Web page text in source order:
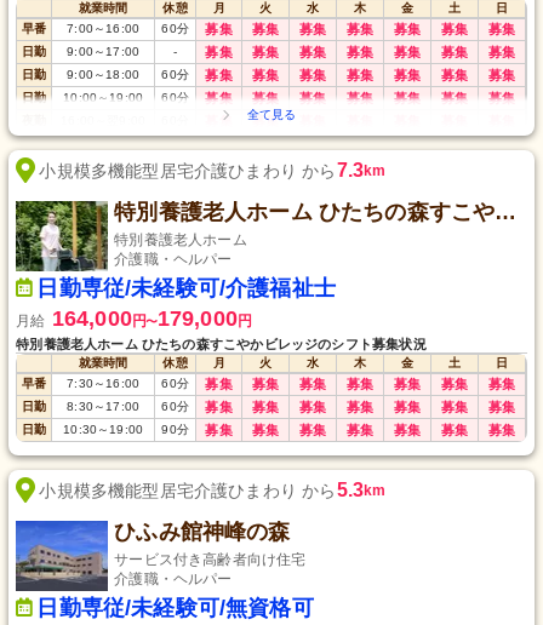
就業時間 休憩 月 火 水 木 金 土
日
早番
7:00～ 16:00 60分 募集 募集 募集 募集 募集 募集 募集
日勤 9:00～ 17:00 - 募集 募集 募集 募集 募集 募集 募集
日勤 9:00～ 18:00 60分 募集 募集 募集 募集 募集 募集 募集
日勤 10:00 ～ 19:00 60分 募集 募集 募集 募集 募集 募集 募集
募集 募集
小規模多機能型居宅介護ひまわり から7.3km
特別養護老人ホーム ひたちの森すこやかビレッジ
特別養護老人ホーム
介護職・ヘルパー
日勤専従/未経験可/介護福祉士
月給 164,000円〜179,000円
特別養護老人ホーム ひたちの森すこやかビレッジのシフト募集状況
就業時間 休憩 月 火 水 木 金 土
日
早番
7:30～16:00 60分 募集 募集 募集 募集 募集 募集 募集
日勤 8:30～17:00 60分 募集 募集 募集 募集 募集 募集 募集
日勤 10:30～19:00 90分 募集 募集 募集 募集 募集 募集 募集
小規模多機能型居宅介護ひまわり から5.3km
ひふみ館神峰の森
サービス付き高齢者向け住宅
介護職・ヘルパー
日勤専従/未経験可/無資格可